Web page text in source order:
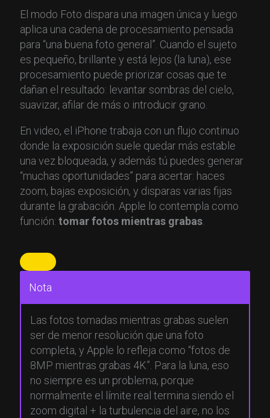
El modo Foto dispara una imagen única y luego
aplica una cadena de procesamiento pensada
para “una buena foto general”. Cuando el sujeto
es pequeño, brillante y está lejos (la luna), ese
procesamiento puede priorizar cosas que te
dañan el resultado: levantar sombras del cielo,
suavizar, afilar de más o introducir grano.
En video, el iPhone trabaja con un flujo continuo
donde la exposición suele quedar más estable
una vez bloqueada, y además tú puedes generar
“muchas oportunidades” para acertar: haces
zoom, bajas exposición, y disparas varias fijas
durante la grabación. Apple lo contempla como
función: tomar fotos mientras grabas.
Nota
Las fotos tomadas mientras grabas suelen
ser de menor resolución que una foto
completa, y Apple lo refleja como “fotos de
8MP mientras grabas 4K”. Para la luna, eso
no siempre es un problema, porque
normalmente el límite real termina siendo el
zoom digital + la turbulencia del aire, no los